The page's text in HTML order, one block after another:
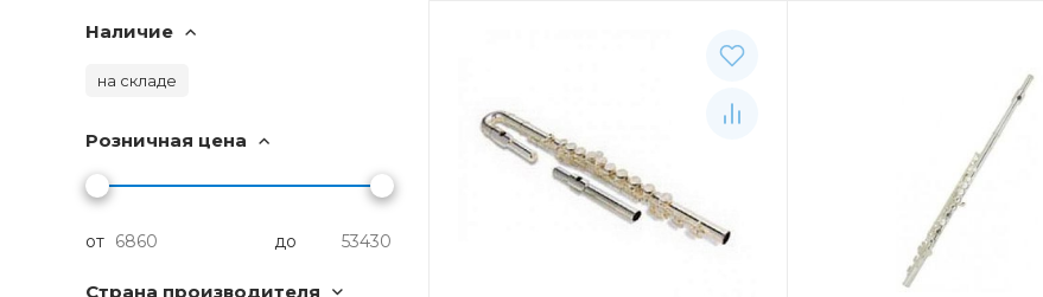
Розничная цена
от до
Наличие
на складе
Страна производителя